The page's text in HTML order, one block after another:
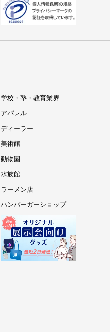
学校・塾・教育業界
アパレル
ディーラー
美術館
動物園
水族館
ラーメン店
ハンバーガーショップ